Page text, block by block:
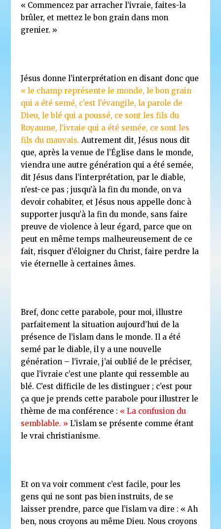
« Commencez par arracher l’ivraie, faites-la
brûler, et mettez le bon grain dans mon
grenier. »
Jésus donne l’interprétation en disant donc que
« le champ représente le monde, le bon grain
qui a été semé, c’est l’évangile, la parole de
Dieu, le blé qui a poussé, ce sont les fils du
Royaume, l’ivraie qui a été semée, ce sont les
fils du mauvais. Autrement dit, Jésus nous dit
que, après la venue de l’Église dans le monde,
viendra une autre génération qui a été semée,
dit Jésus dans l’interprétation, par le diable,
n’est-ce pas ; jusqu’à la fin du monde, on va
devoir cohabiter, et Jésus nous appelle donc à
supporter jusqu’à la fin du monde, sans faire
preuve de violence à leur égard, parce que on
peut en même temps malheureusement de ce
fait, risquer d’éloigner du Christ, faire perdre la
vie éternelle à certaines âmes.
Bref, donc cette parabole, pour moi, illustre
parfaitement la situation aujourd’hui de la
présence de l’islam dans le monde. Il a été
semé par le diable, il y a une nouvelle
génération – l’ivraie, j’ai oublié de le préciser,
que l’ivraie c’est une plante qui ressemble au
blé. C’est difficile de les distinguer ; c’est pour
ça que je prends cette parabole pour illustrer le
thème de ma conférence : « La confusion du
semblable. » L’islam se présente comme étant
le vrai christianisme.
Et on va voir comment c’est facile, pour les
gens qui ne sont pas bien instruits, de se
laisser prendre, parce que l’islam va dire : « Ah
ben, nous croyons au même Dieu. Nous croyons